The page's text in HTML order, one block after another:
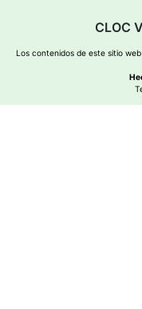
CLOC
Los contenidos de este sitio